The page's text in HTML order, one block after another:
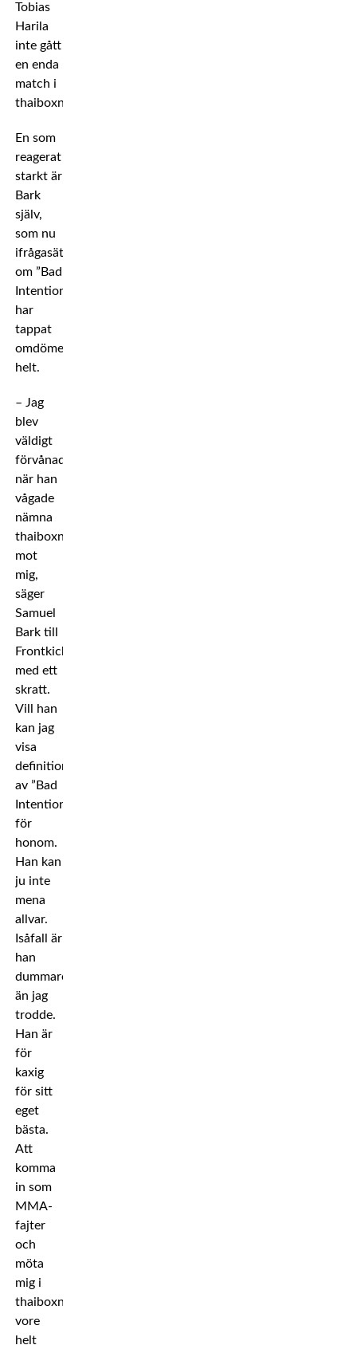
Tobias
Harila
inte gått
en enda
match i
thaiboxningsringen.
En som
reagerat
starkt är
Bark
själv,
som nu
ifrågasätter
om ”Bad
Intention”
har
tappat
omdömet
helt.
– Jag
blev
väldigt
förvånad
när han
vågade
nämna
thaiboxning
mot
mig,
säger
Samuel
Bark till
Frontkick
med ett
skratt.
Vill han
kan jag
visa
definitionen
av ”Bad
Intention”
för
honom.
Han kan
ju inte
mena
allvar.
Isåfall är
han
dummare
än jag
trodde.
Han är
för
kaxig
för sitt
eget
bästa.
Att
komma
in som
MMA-
fajter
och
möta
mig i
thaiboxning
vore
helt